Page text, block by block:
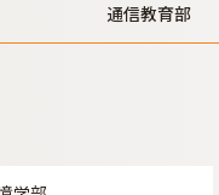
通信教育部